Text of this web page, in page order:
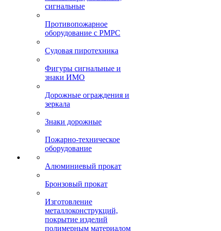
сигнальные
Противопожарное
оборудование с РМРС
Судовая пиротехника
Фигуры сигнальные и
знаки ИМО
Дорожные ограждения и
зеркала
Знаки дорожные
Пожарно-техническое
оборудование
Алюминиевый прокат
Бронзовый прокат
Изготовление
металлоконструкций,
покрытие изделий
полимерным материалом